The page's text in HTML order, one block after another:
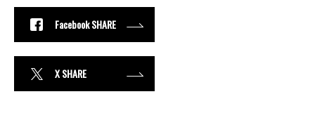
Facebook SHARE
X SHARE